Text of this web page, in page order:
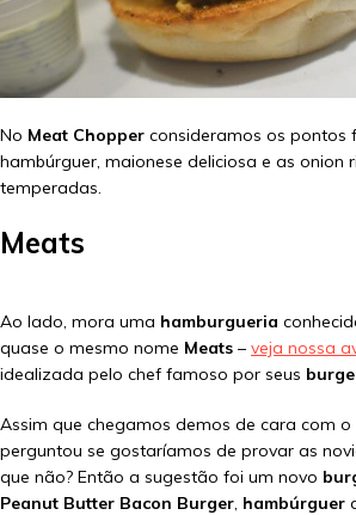
No Meat Chopper consideramos os pontos
hambúrguer, maionese deliciosa e as onion
temperadas.
Meats
Ao lado, mora uma hamburgueria
quase o mesmo nome Meats – veja nossa
idealizada pelo chef famoso por seus
Assim que chegamos demos de cara com o
perguntou se gostaríamos de provar as
que não? Então a sugestão foi um novo
Peanut Butter Bacon Burger, hambúrguer